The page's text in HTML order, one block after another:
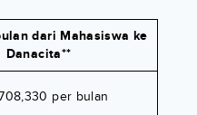
dari Mahasiswa ke
Danacita**
per bulan